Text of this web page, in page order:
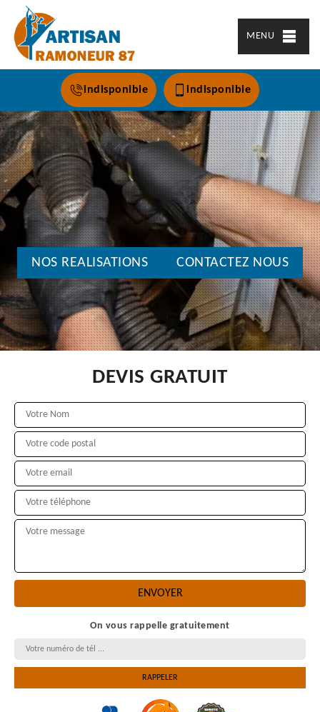
MENU
indisponible indisponible
NOS REALISATIONS CONTACTEZ NOUS
DEVIS GRATUIT
On vous rappelle gratuitement